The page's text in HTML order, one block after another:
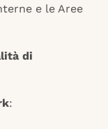
e le Aree
di
: